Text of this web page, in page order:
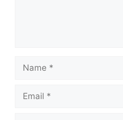
Name
Email